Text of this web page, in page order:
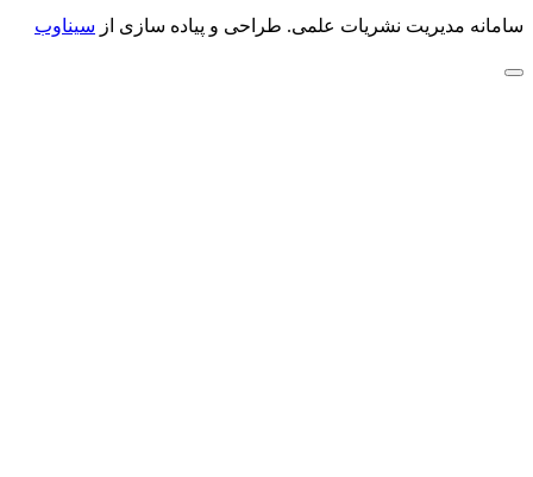
سامانه مدیریت نشریات علمی. طراحی و پیاده سازی از سیناوب